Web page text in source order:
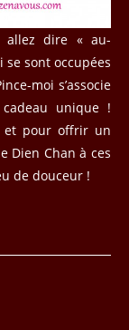
allez dire « au-
sont occupées
moi s’associe
unique !
et pour offrir un
Dien Chan à ces
de douceur !